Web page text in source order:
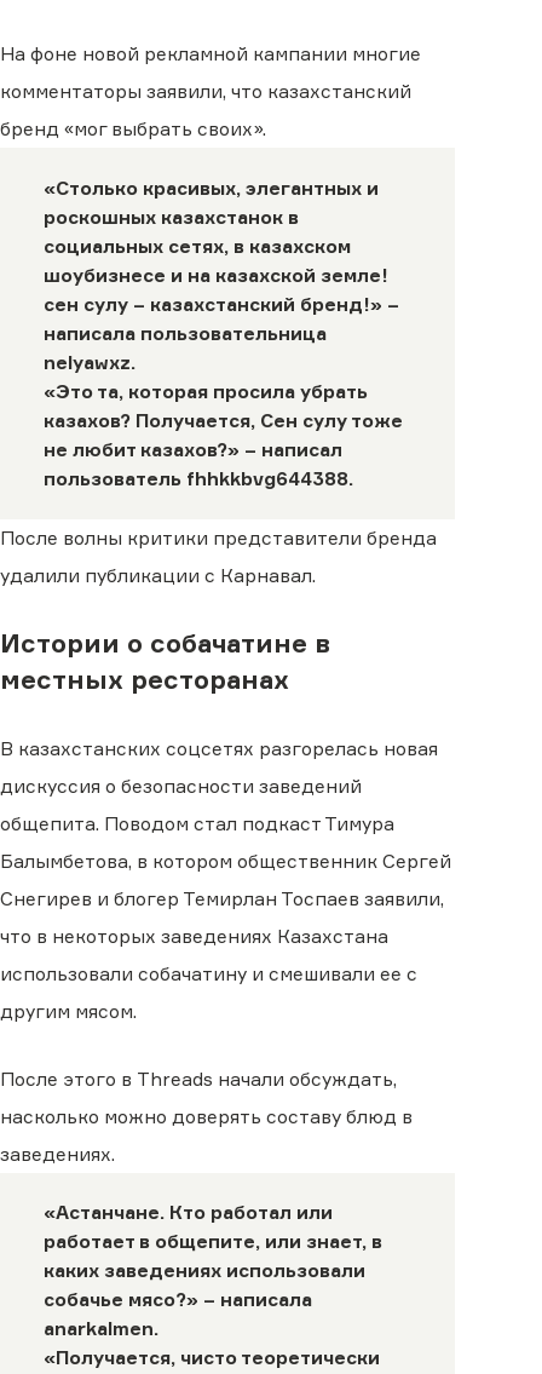
На фоне новой рекламной кампании многие
комментаторы заявили, что казахстанский
бренд «мог выбрать своих».
«Столько красивых, элегантных и
роскошных казахстанок в
социальных сетях, в казахском
шоубизнесе и на казахской земле!
сен сулу – казахстанский бренд!» –
написала пользовательница
nelyawxz.
«Это та, которая просила убрать
казахов? Получается, Сен сулу тоже
не любит казахов?» – написал
пользователь fhhkkbvg644388.
После волны критики представители бренда
удалили публикации с Карнавал.
Истории о собачатине в
местных ресторанах
В казахстанских соцсетях разгорелась новая
дискуссия о безопасности заведений
общепита. Поводом стал подкаст Тимура
Балымбетова, в котором общественник Сергей
Снегирев и блогер Темирлан Тоспаев заявили,
что в некоторых заведениях Казахстана
использовали собачатину и смешивали ее с
другим мясом.
После этого в Threads начали обсуждать,
насколько можно доверять составу блюд в
заведениях.
«Астанчане. Кто работал или
работает в общепите, или знает, в
каких заведениях использовали
собачье мясо?» – написала
anarkalmen.
«Получается, чисто теоретически